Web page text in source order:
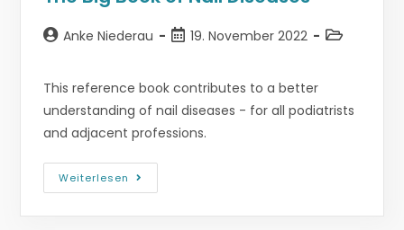
Anke Niederau 19. November 2022
This reference book contributes to a better
understanding of nail diseases - for all podiatrists
and adjacent professions.
Weiterlesen